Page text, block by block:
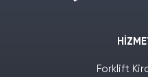
Forklift